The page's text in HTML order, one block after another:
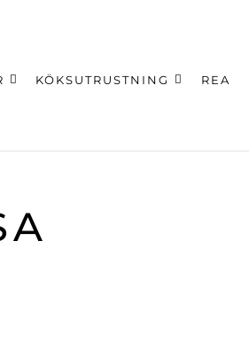
KÖKSUTRUSTNING REA